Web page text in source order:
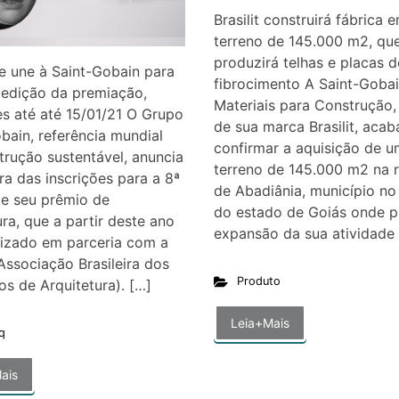
une à Saint-Gobain para
da premiação,
até até 15/01/21 O Grupo
referência mundial
sustentável, anuncia
das inscrições para a 8ª
seu prêmio de
que a partir deste ano
em parceria com a
Brasileira dos
de Arquitetura). […]
Brasilit construirá fábrica
terreno de 145.000 m2,
produzirá telhas e placas
fibrocimento A Saint-
Materiais para
de sua marca Brasilit,
confirmar a aquisição de
terreno de 145.000 m2 na
de Abadiânia, município
do estado de Goiás onde
expansão da sua
Produto
Leia+Mais